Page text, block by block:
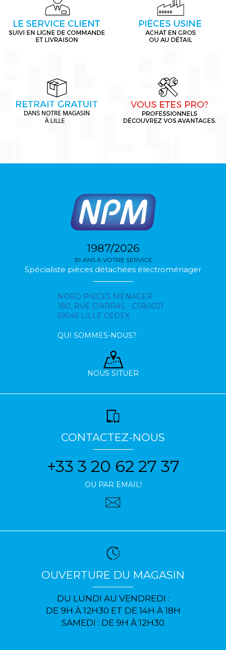
1987/2026
39 ANS À VOTRE SERVICE
Spécialiste pièces détachées électroménager
NORD PIECES MENAGER
180, RUE D'ARRAS - CS80021
59045 LILLE CEDEX
QUI SOMMES-NOUS?
NOUS SITUER
CONTACTEZ-NOUS
+33 3 20 62 27 37
OU PAR EMAIL!
OUVERTURE DU MAGASIN
DU LUNDI AU VENDREDI :
DE 9H À 12H30 ET DE 14H À 18H
SAMEDI : DE 9H À 12H30